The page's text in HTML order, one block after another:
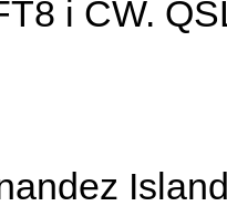
i CW.